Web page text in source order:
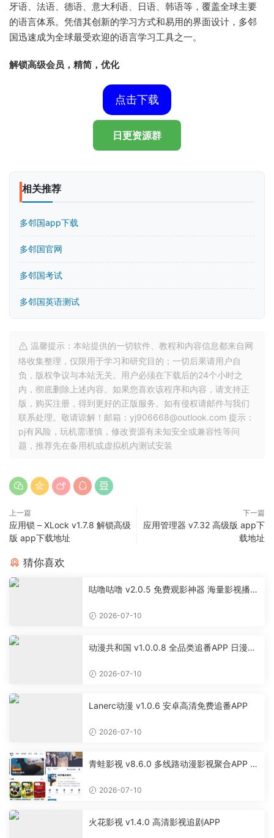
牙语、法语、德语、意大利语、日语、韩语等，覆盖全球主要
的语言体系。凭借其创新的学习方式和易用的界面设计，多邻
国迅速成为全球最受欢迎的语言学习工具之一。
解锁高级会员，精简，优化
点击下载
日更资源群
相关推荐
多邻国app下载
多邻国官网
多邻国考试
多邻国英语测试
温馨提示：本站提供的一切软件、教程和内容信息都来自网
络收集整理，仅限用于学习和研究目的；一切后果请用户自
负，版权争议与本站无关。用户必须在下载后的24个小时之
内，彻底删除上述内容。如果您喜欢该程序和内容，请支持正
版，购买注册，得到更好的正版服务。如有侵权请邮件与我们
联系处理。敬请谅解！邮箱：yj906668@outlook.com 提示：
pj有风险，玩机需谨慎，修改资源有未知安全或兼容性等问
题，推荐先在备用机或虚拟机内测试安装
上一篇
应用锁 – XLock v1.7.8 解锁高级
版 app下载地址
下一篇
应用管理器 v7.32 高级版 app下
载地址
猜你喜欢
咕噜咕噜 v2.0.5 免费观影神器 海量影视播放
2026-07-10
动漫共和国 v1.0.0.8 全品类追番APP 日漫国
2026-07-10
Lanerc动漫 v1.0.6 安卓高清免费追番APP
2026-07-10
青蛙影视 v8.6.0 多线路动漫影视聚合APP 免
2026-07-10
火花影视 v1.4.0 高清影视追剧APP